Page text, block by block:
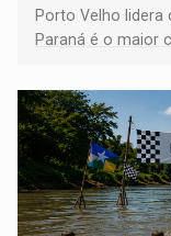
Porto Velho lidera
Paraná é o maior